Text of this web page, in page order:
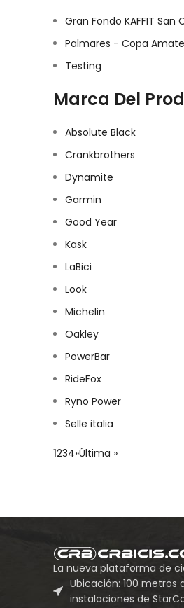
Gran Fondo KAFFIT San
Palmares - Copa
Testing
Marca Del
Absolute Black
Crankbrothers
Dynamite
Garmin
Good Year
Kask
LaBici
Look
Michelin
Oakley
PowerBar
RideFox
Ryno Power
Selle italia
1234»Última »
La nueva plataforma de
Ubicación: 100
instalaciones de